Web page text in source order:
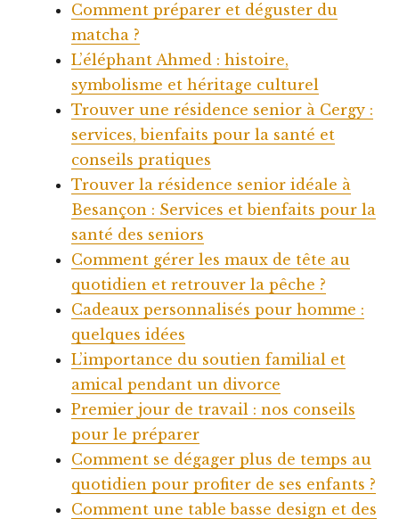
Comment préparer et déguster du
matcha ?
L’éléphant Ahmed : histoire,
symbolisme et héritage culturel
Trouver une résidence senior à Cergy :
services, bienfaits pour la santé et
conseils pratiques
Trouver la résidence senior idéale à
Besançon : Services et bienfaits pour la
santé des seniors
Comment gérer les maux de tête au
quotidien et retrouver la pêche ?
Cadeaux personnalisés pour homme :
quelques idées
L’importance du soutien familial et
amical pendant un divorce
Premier jour de travail : nos conseils
pour le préparer
Comment se dégager plus de temps au
quotidien pour profiter de ses enfants ?
Comment une table basse design et des